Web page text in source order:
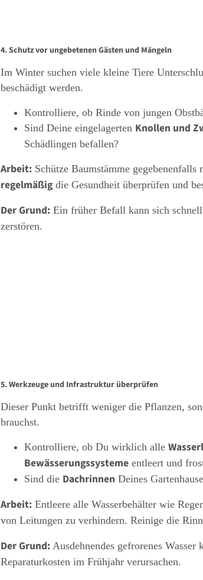
4. Schutz vor ungebetenen Gästen und Mängeln
Im Winter suchen viele kleine Tiere
beschädigt werden.
Kontrolliere, ob Rinde von jungen
Sind Deine eingelagerten Knollen und
Schädlingen befallen?
Arbeit:Schütze Baumstämme gegebenenfalls
regelmäßigdie Gesundheit überprüfen und
Der Grund:Ein früher Befall kann sich schnell
zerstören.
5. Werkzeuge und Infrastruktur überprüfen
Dieser Punkt betrifft weniger die Pflanzen,
brauchst.
Kontrolliere, ob Du wirklich alle
Bewässerungssystemeentleert und
Sind die Dachrinnen Deines
Arbeit:Entleere alle Wasserbehälter wie
von Leitungen zu verhindern. Reinige die
Der Grund:Ausdehnendes gefrorenes Wasser
Reparaturkosten im Frühjahr verursachen.